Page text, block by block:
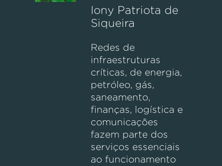
Iony Patriota de
Siqueira
Redes de
infraestruturas
críticas, de energia,
petróleo, gás,
saneamento,
finanças, logística e
comunicações
fazem parte dos
serviços essenciais
ao funcionamento